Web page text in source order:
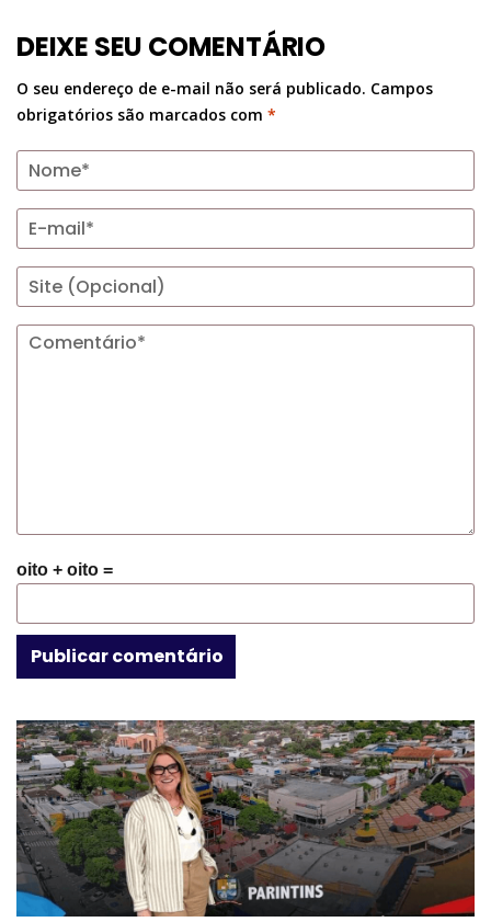
DEIXE SEU COMENTÁRIO
O seu endereço de e-mail não será publicado. Campos
obrigatórios são marcados com *
oito + oito =